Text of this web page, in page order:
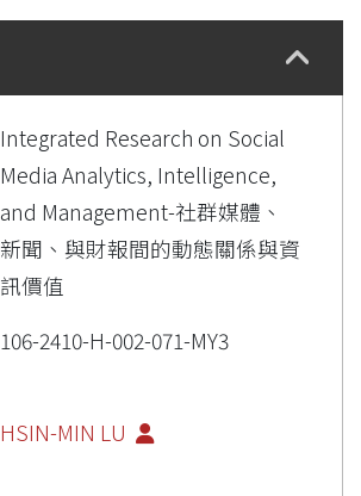
Details
Integrated Research on Social
Media Analytics, Intelligence,
and Management-社群媒體、
新聞、與財報間的動態關係與資
訊價值
106-2410-H-002-071-MY3
HSIN-MIN LU